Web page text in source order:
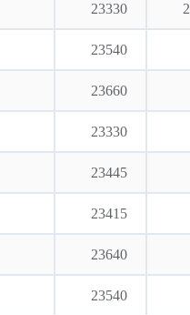
23330
23540
23660
23330
23445
23415
23640
23540